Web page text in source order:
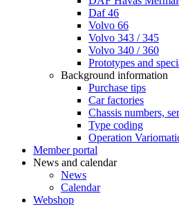
Daf 46
Volvo 66
Volvo 343 / 345
Volvo 340 / 360
Prototypes and
Background information
Purchase tips
Car factories
Chassis numbers,
Type coding
Operation
Member portal
News and calendar
News
Calendar
Webshop